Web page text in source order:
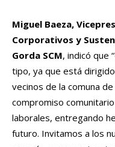
Miguel Baeza,
Corporativos y
Gorda SCM, indicó que
tipo, ya que está
vecinos de la comuna
compromiso
laborales, entregando
futuro. Invitamos a los